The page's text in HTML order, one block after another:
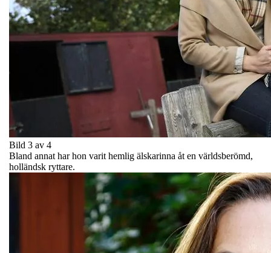
Bild 3 av 4
Bland annat har hon varit hemlig älskarinna åt en världsberömd,
holländsk ryttare.